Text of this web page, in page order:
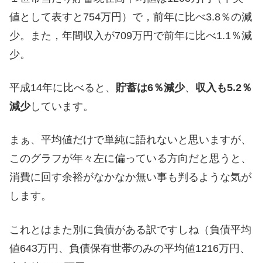
値として表すと754万円）で，前年に比べ3.8％の減
少。また，年間収入が709万円で前年に比べ1.1％減
少。
平成14年に比べると、 貯蓄は6％減少、 収入も5.2％
減少しています。
まぁ、平均値だけで単純に語れないと思いますが、
このグラフが年々左に偏っている方向だと思うと、
消費に回す余裕がなかなか無い事も判るような気が
します。
これとはまた別に負債がある訳ですしね（負債平均
値643万円、負債保有世帯のみの平均値1216万円、